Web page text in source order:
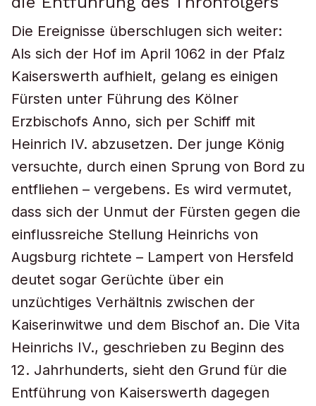
Die Ereignisse überschlugen sich weiter:
Als sich der Hof im April 1062 in der Pfalz
Kaiserswerth aufhielt, gelang es einigen
Fürsten unter Führung des Kölner
Erzbischofs Anno, sich per Schiff mit
Heinrich IV. abzusetzen. Der junge König
versuchte, durch einen Sprung von Bord zu
entfliehen – vergebens. Es wird vermutet,
dass sich der Unmut der Fürsten gegen die
einflussreiche Stellung Heinrichs von
Augsburg richtete – Lampert von Hersfeld
deutet sogar Gerüchte über ein
unzüchtiges Verhältnis zwischen der
Kaiserinwitwe und dem Bischof an. Die Vita
Heinrichs IV., geschrieben zu Beginn des
12. Jahrhunderts, sieht den Grund für die
Entführung von Kaiserswerth dagegen